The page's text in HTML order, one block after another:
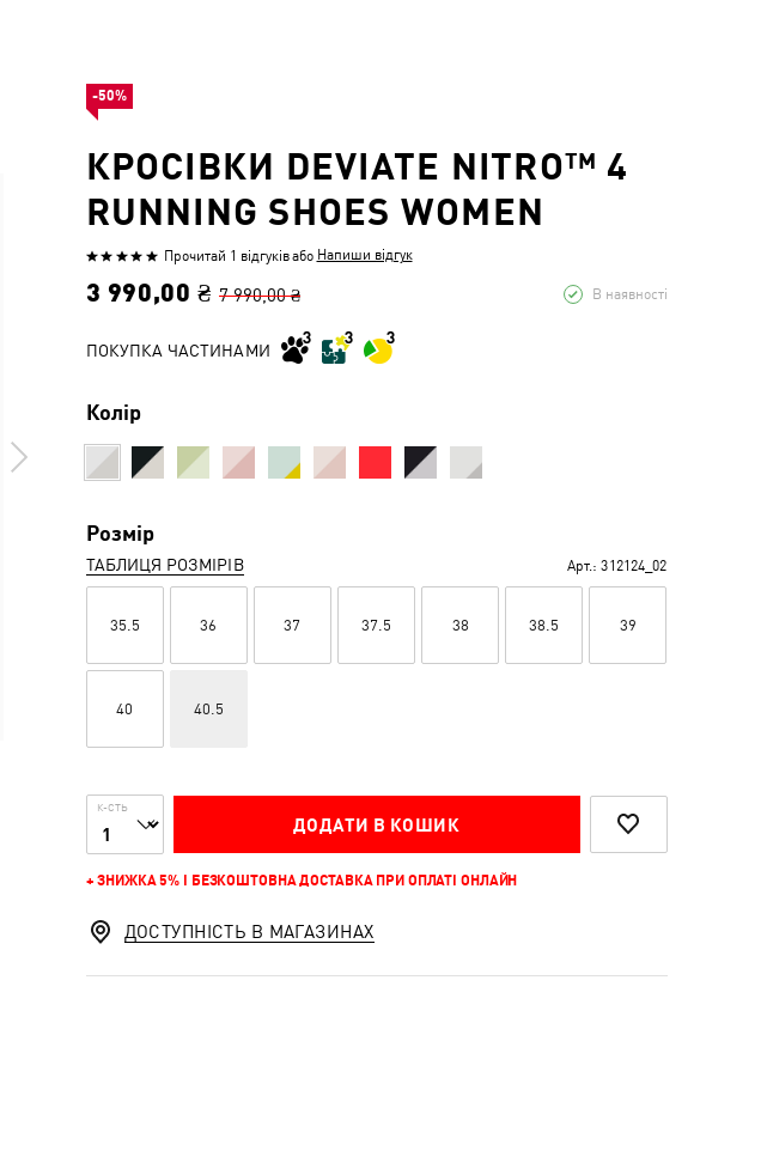
КРОСІВКИ DEVIATE NITRO™ 4
RUNNING SHOES WOMEN
Оцінено
з
Прочитай 1 відгуківабо Напиши відгук
3 990,00 ₴ 7 990,00 ₴ В наявності
ПОКУПКА ЧАСТИНАМИ
Колір
Розмір
ТАБЛИЦЯ РОЗМІРІВ Арт.: 312124_02
35.5 36 37 37.5 38 38.5 39
40 40.5
К-СТЬ
ДОДАТИ В КОШИК
+ ЗНИЖКА 5% І БЕЗКОШТОВНА ДОСТАВКА ПРИ ОПЛАТІ ОНЛАЙН
-50%
ДОСТУПНІСТЬ В МАГАЗИНАХ